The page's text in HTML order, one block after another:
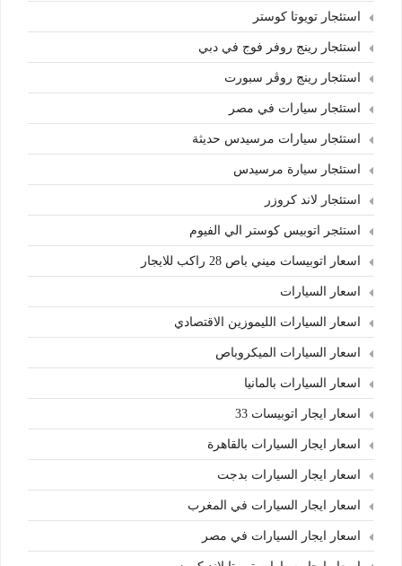
استئجار تويوتا كوستر
استئجار رينج روفر فوج في دبي
استئجار رينج روڤر سبورت
استئجار سيارات في مصر
استئجار سيارات مرسيدس حديثة
استئجار سيارة مرسيدس
استئجار لاند كروزر
استئجر اتوبيس كوستر الي الفيوم
اسعار اتوبيسات ميني باص 28 راكب للايجار
اسعار السيارات
اسعار السيارات الليموزين الاقتصادي
اسعار السيارات الميكروباص
اسعار السيارات بالمانيا
اسعار ايجار اتوبيسات 33
اسعار ايجار السيارات بالقاهرة
اسعار ايجار السيارات بدجت
اسعار ايجار السيارات في المغرب
اسعار ايجار السيارات في مصر